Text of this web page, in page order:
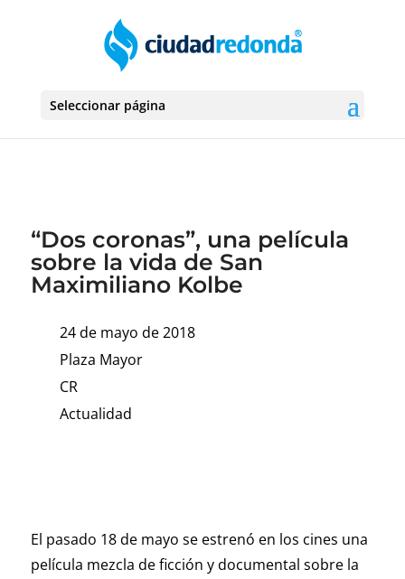
Seleccionar página
“Dos coronas”, una película
sobre la vida de San
Maximiliano Kolbe
24 de mayo de 2018
Plaza Mayor
CR
Actualidad
El pasado 18 de mayo se estrenó en los cines una
película mezcla de ficción y documental sobre la